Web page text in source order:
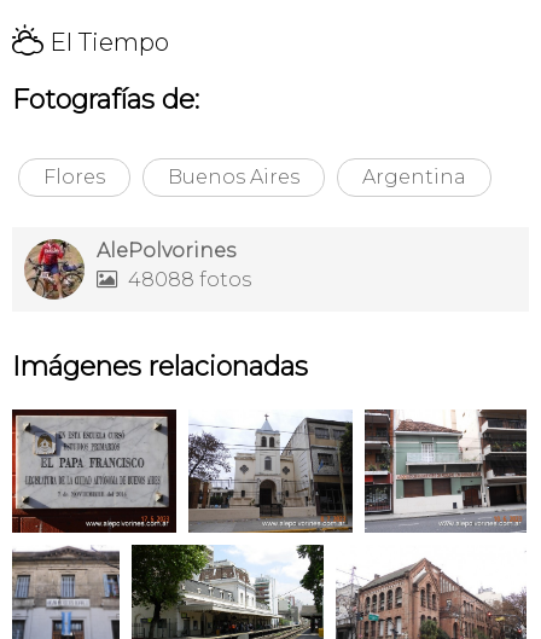
H El Tiempo
Fotografías de:
Flores Buenos Aires Argentina
AlePolvorines
 48088 fotos
Imágenes relacionadas